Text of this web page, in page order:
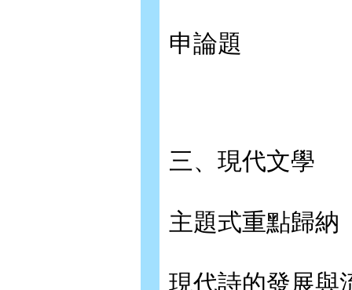
申論題
三、現代文學
主題式重點歸納
現代詩的發展與